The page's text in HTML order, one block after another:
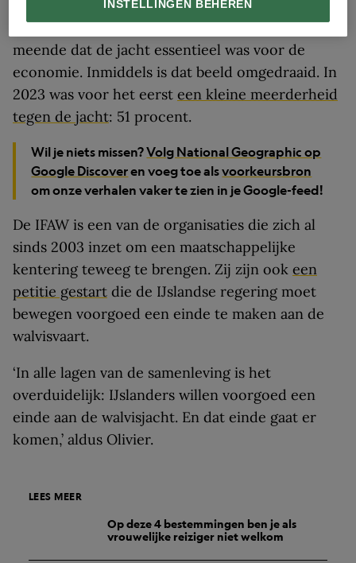
2006 was nogzeventig tot tachtig procent voor
de commerciële walvisvaart, en de overheid
meende dat de jacht essentieel was voor de
economie. Inmiddels is dat beeld omgedraaid. In
2023 was voor het eerst een kleine meerderheid
tegen de jacht: 51 procent.
Wil je niets missen?Volg National Geographic op
Google Discoveren voeg toe alsvoorkeursbron
om onze verhalen vaker te zien in je Google-feed!
De IFAW is een van de organisaties die zich al
sinds 2003 inzet om een maatschappelijke
kentering teweeg te brengen. Zij zijn ook een
petitie gestart die de IJslandse regering moet
bewegen voorgoed een einde te maken aan de
walvisvaart.
‘In alle lagen van de samenleving is het
overduidelijk: IJslanders willen voorgoed een
einde aan de walvisjacht. En dat einde gaat er
komen,’ aldus Olivier.
LEES MEER
Op deze 4 bestemmingen ben je als
vrouwelijke reiziger niet welkom
INSTELLINGEN BEHEREN